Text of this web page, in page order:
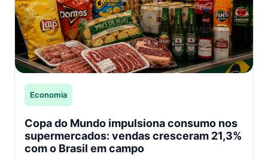
Economia
Copa do Mundo impulsiona consumo nos
supermercados: vendas cresceram 21,3%
com o Brasil em campo